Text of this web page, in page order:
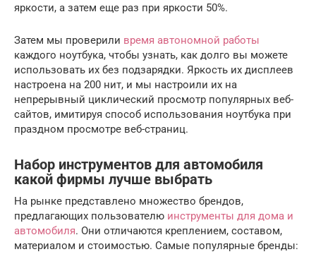
яркости, а затем еще раз при яркости 50%.
Затем мы проверили время автономной работы
каждого ноутбука, чтобы узнать, как долго вы можете
использовать их без подзарядки. Яркость их дисплеев
настроена на 200 нит, и мы настроили их на
непрерывный циклический просмотр популярных веб-
сайтов, имитируя способ использования ноутбука при
праздном просмотре веб-страниц.
Набор инструментов для автомобиля
какой фирмы лучше выбрать
На рынке представлено множество брендов,
предлагающих пользователю инструменты для дома и
автомобиля. Они отличаются креплением, составом,
материалом и стоимостью. Самые популярные бренды: